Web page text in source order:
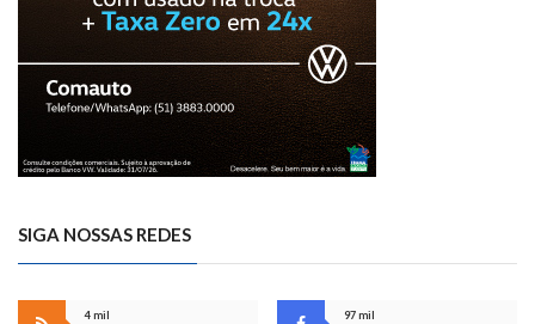
SIGA NOSSAS REDES
4 mil
97 mil